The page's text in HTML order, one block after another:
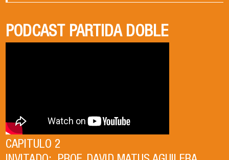
PODCAST PARTIDA DOBLE
CAPITULO 2
PODCAST PARTIDA DOBLE
CENA DE EGRESADOS 2026